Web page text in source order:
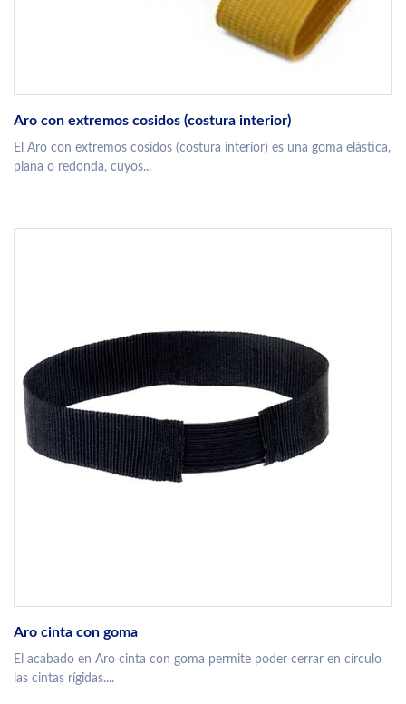
Aro con extremos cosidos (costura interior)
El Aro con extremos cosidos (costura interior) es una goma elástica,
plana o redonda, cuyos...
Aro cinta con goma
El acabado en Aro cinta con goma permite poder cerrar en círculo
las cintas rígidas....